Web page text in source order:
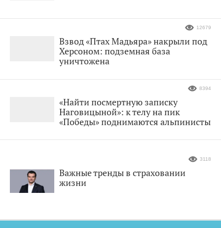
Взвод «Птах Мадьяра» накрыли под
Херсоном: подземная база
уничтожена
12679
«Найти посмертную записку
Наговицыной»: к телу на пик
«Победы» поднимаются альпинисты
8394
Важные тренды в страховании
жизни
3118